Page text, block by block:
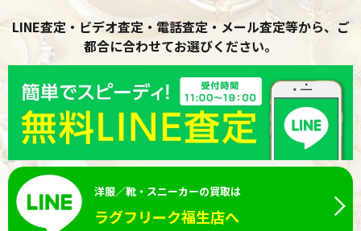
LINE査定・ビデオ査定・電話査定・メール査定等から、ご
都合に合わせてお選びください。
洋服／靴・スニーカーの買取は
ラグフリーク福生店へ